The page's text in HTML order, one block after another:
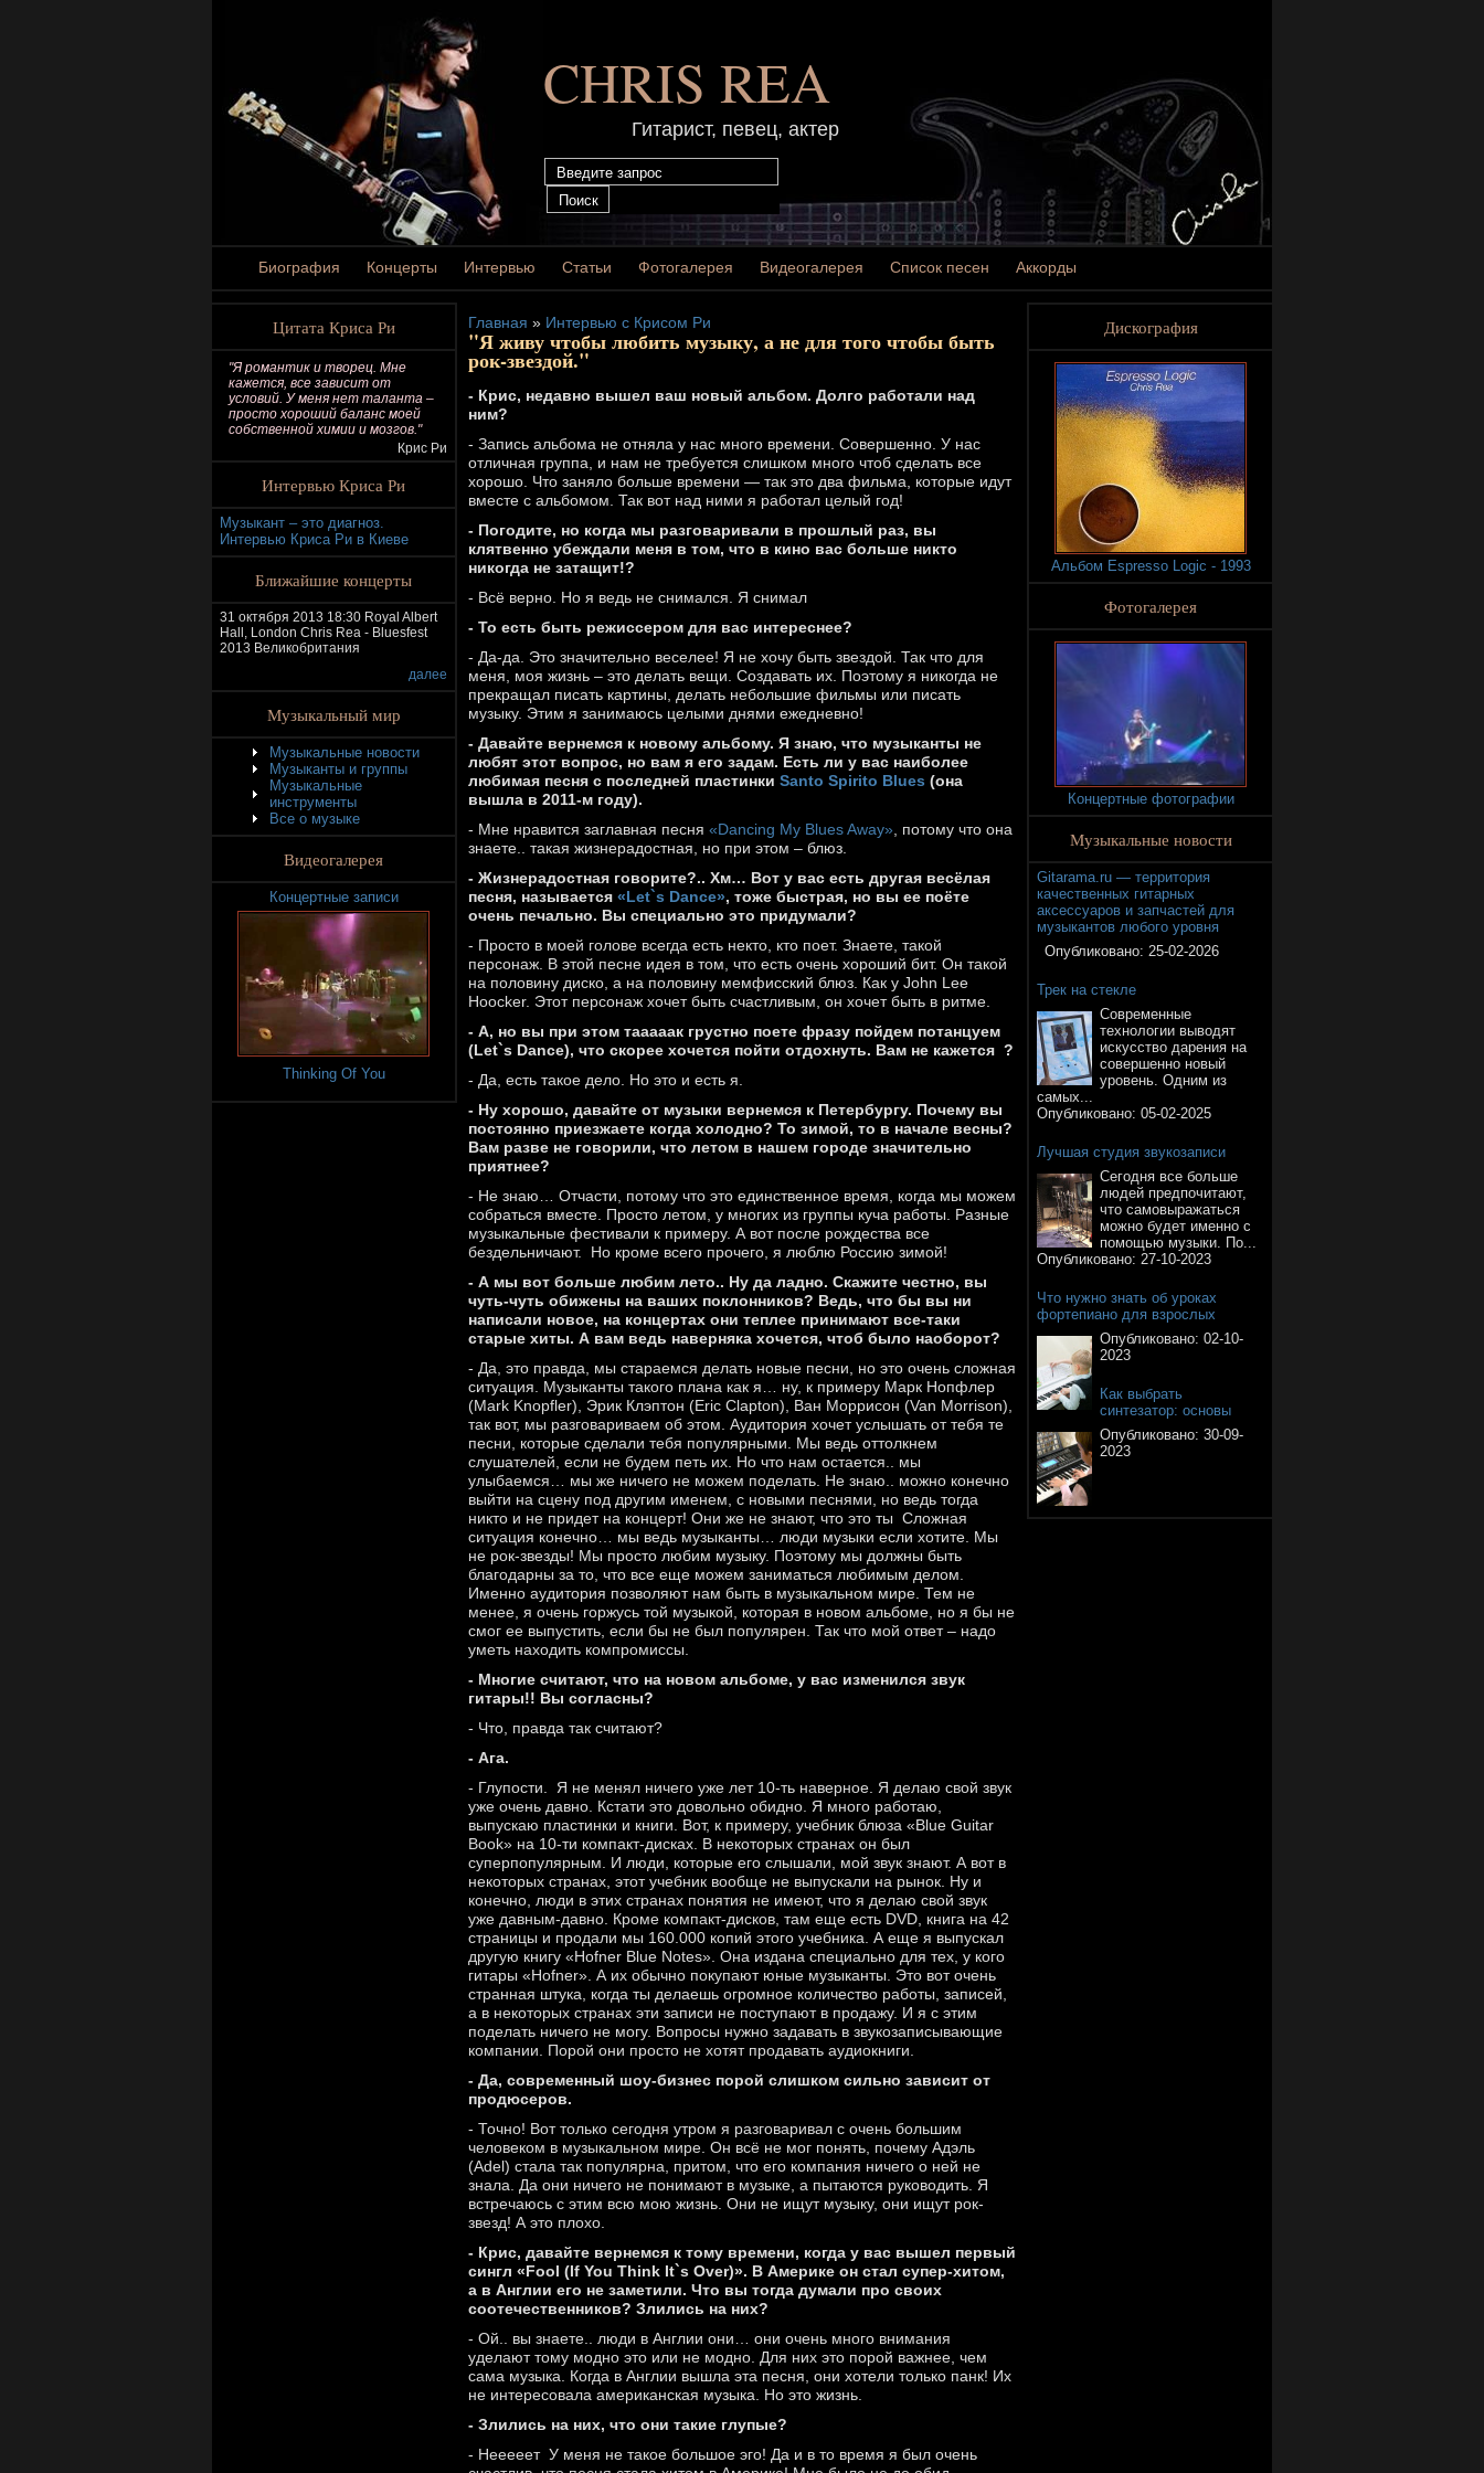
CHRIS REA
Гитарист, певец, актер
Биография Концерты Интервью Статьи Фотогалерея Видеогалерея Список песен Аккорды
Цитата Криса Ри
"Я романтик и творец. Мне
кажется, все зависит от
условий. У меня нет таланта –
просто хороший баланс моей
собственной химии и мозгов."
Крис Ри
Интервью Криса Ри
Музыкант – это диагноз.
Интервью Криса Ри в Киеве
Ближайшие концерты
31 октября 2013 18:30 Royal Albert
Hall, London Chris Rea - Bluesfest
2013 Великобритания
далее
Музыкальный мир
Музыкальные новости
Музыканты и группы
Музыкальные
инструменты
Все о музыке
Видеогалерея
Концертные записи
Thinking Of You
Главная » Интервью с Крисом Ри
"Я живу чтобы любить музыку, а не для того чтобы быть
рок-звездой."
- Крис, недавно вышел ваш новый альбом. Долго работали над
ним?
- Запись альбома не отняла у нас много времени. Совершенно. У нас
отличная группа, и нам не требуется слишком много чтоб сделать все
хорошо. Что заняло больше времени — так это два фильма, которые идут
вместе с альбомом. Так вот над ними я работал целый год!
- Погодите, но когда мы разговаривали в прошлый раз, вы
клятвенно убеждали меня в том, что в кино вас больше никто
никогда не затащит!?
- Всё верно. Но я ведь не снимался. Я снимал
- То есть быть режиссером для вас интереснее?
- Да-да. Это значительно веселее! Я не хочу быть звездой. Так что для
меня, моя жизнь – это делать вещи. Создавать их. Поэтому я никогда не
прекращал писать картины, делать небольшие фильмы или писать
музыку. Этим я занимаюсь целыми днями ежедневно!
- Давайте вернемся к новому альбому. Я знаю, что музыканты не
любят этот вопрос, но вам я его задам. Есть ли у вас наиболее
любимая песня с последней пластинки Santo Spirito Blues (она
вышла в 2011-м году).
- Мне нравится заглавная песня «Dancing My Blues Away» , потому что она
знаете.. такая жизнерадостная, но при этом – блюз.
- Жизнерадостная говорите?.. Хм… Вот у вас есть другая весёлая
песня, называется «Let`s Dance», тоже быстрая, но вы ее поёте
очень печально. Вы специально это придумали?
- Просто в моей голове всегда есть некто, кто поет. Знаете, такой
персонаж. В этой песне идея в том, что есть очень хороший бит. Он такой
на половину диско, а на половину мемфисский блюз. Как у John Lee
Hoocker. Этот персонаж хочет быть счастливым, он хочет быть в ритме.
- А, но вы при этом тааааак грустно поете фразу пойдем потанцуем
(Let`s Dance), что скорее хочется пойти отдохнуть. Вам не кажется ?
- Да, есть такое дело. Но это и есть я.
- Ну хорошо, давайте от музыки вернемся к Петербургу. Почему вы
постоянно приезжаете когда холодно? То зимой, то в начале весны?
Вам разве не говорили, что летом в нашем городе значительно
приятнее?
- Не знаю… Отчасти, потому что это единственное время, когда мы можем
собраться вместе. Просто летом, у многих из группы куча работы. Разные
музыкальные фестивали к примеру. А вот после рождества все
бездельничают. Но кроме всего прочего, я люблю Россию зимой!
- А мы вот больше любим лето.. Ну да ладно. Скажите честно, вы
чуть-чуть обижены на ваших поклонников? Ведь, что бы вы ни
написали новое, на концертах они теплее принимают все-таки
старые хиты. А вам ведь наверняка хочется, чтоб было наоборот?
- Да, это правда, мы стараемся делать новые песни, но это очень сложная
ситуация. Музыканты такого плана как я… ну, к примеру Марк Нопфлер
(Mark Knopfler), Эрик Клэптон (Eric Clapton), Ван Моррисон (Van Morrison),
так вот, мы разговариваем об этом. Аудитория хочет услышать от тебя те
песни, которые сделали тебя популярными. Мы ведь оттолкнем
слушателей, если не будем петь их. Но что нам остается.. мы
улыбаемся… мы же ничего не можем поделать. Не знаю.. можно конечно
выйти на сцену под другим именем, с новыми песнями, но ведь тогда
никто и не придет на концерт! Они же не знают, что это ты Сложная
ситуация конечно… мы ведь музыканты… люди музыки если хотите. Мы
не рок-звезды! Мы просто любим музыку. Поэтому мы должны быть
благодарны за то, что все еще можем заниматься любимым делом.
Именно аудитория позволяют нам быть в музыкальном мире. Тем не
менее, я очень горжусь той музыкой, которая в новом альбоме, но я бы не
смог ее выпустить, если бы не был популярен. Так что мой ответ – надо
уметь находить компромиссы.
- Многие считают, что на новом альбоме, у вас изменился звук
гитары!! Вы согласны?
- Что, правда так считают?
- Ага.
- Глупости. Я не менял ничего уже лет 10-ть наверное. Я делаю свой звук
уже очень давно. Кстати это довольно обидно. Я много работаю,
выпускаю пластинки и книги. Вот, к примеру, учебник блюза «Blue Guitar
Book» на 10-ти компакт-дисках. В некоторых странах он был
суперпопулярным. И люди, которые его слышали, мой звук знают. А вот в
некоторых странах, этот учебник вообще не выпускали на рынок. Ну и
конечно, люди в этих странах понятия не имеют, что я делаю свой звук
уже давным-давно. Кроме компакт-дисков, там еще есть DVD, книга на 42
страницы и продали мы 160.000 копий этого учебника. А еще я выпускал
другую книгу «Hofner Blue Notes». Она издана специально для тех, у кого
гитары «Hofner». А их обычно покупают юные музыканты. Это вот очень
странная штука, когда ты делаешь огромное количество работы, записей,
а в некоторых странах эти записи не поступают в продажу. И я с этим
поделать ничего не могу. Вопросы нужно задавать в звукозаписывающие
компании. Порой они просто не хотят продавать аудиокниги.
- Да, современный шоу-бизнес порой слишком сильно зависит от
продюсеров.
- Точно! Вот только сегодня утром я разговаривал с очень большим
человеком в музыкальном мире. Он всё не мог понять, почему Адэль
(Adel) стала так популярна, притом, что его компания ничего о ней не
знала. Да они ничего не понимают в музыке, а пытаются руководить. Я
встречаюсь с этим всю мою жизнь. Они не ищут музыку, они ищут рок-
звезд! А это плохо.
- Крис, давайте вернемся к тому времени, когда у вас вышел первый
сингл «Fool (If You Think It`s Over)». В Америке он стал супер-хитом,
а в Англии его не заметили. Что вы тогда думали про своих
соотечественников? Злились на них?
- Ой.. вы знаете.. люди в Англии они… они очень много внимания
уделают тому модно это или не модно. Для них это порой важнее, чем
сама музыка. Когда в Англии вышла эта песня, они хотели только панк! Их
не интересовала американская музыка. Но это жизнь.
- Злились на них, что они такие глупые?
- Нееееет У меня не такое большое эго! Да и в то время я был очень
Дискография
Альбом Espresso Logic - 1993
Фотогалерея
Концертные фотографии
Музыкальные новости
Gitarama.ru — территория
качественных гитарных
аксессуаров и запчастей для
музыкантов любого уровня
Опубликовано: 25-02-2026
Трек на стекле
Современные
технологии выводят
искусство дарения на
совершенно новый
уровень. Одним из
самых...
Опубликовано: 05-02-2025
Лучшая студия звукозаписи
Сегодня все больше
людей предпочитают,
что самовыражаться
можно будет именно с
помощью музыки. По...
Опубликовано: 27-10-2023
Что нужно знать об уроках
фортепиано для взрослых
Опубликовано: 02-10-
2023
Как выбрать
синтезатор: основы
Опубликовано: 30-09-
2023